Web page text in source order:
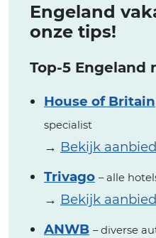
Engeland
onze tips!
Top-5 Engeland
House of Britain
specialist
→ Bekijk
Trivago – alle
→ Bekijk
ANWB – diverse